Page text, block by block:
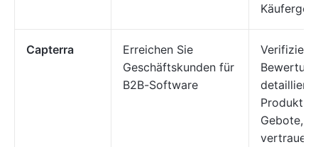
Capterra
Erreichen Sie
Geschäftskunden für
B2B-Software
detaillierte
Gebote,